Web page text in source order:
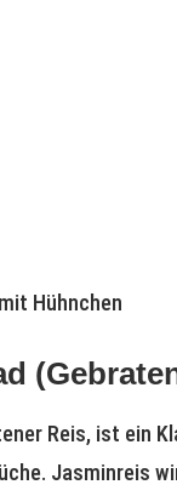
Hühnchen
Reis, ist ein
Jasminreis